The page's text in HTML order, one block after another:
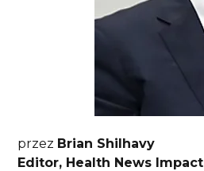
przez Brian Shilhavy
Editor, Health News Impact